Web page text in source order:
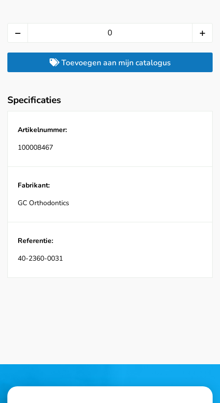
Toevoegen aan mijn catalogus
Specificaties
Artikelnummer:
100008467
Fabrikant:
GC Orthodontics
Referentie:
40-2360-0031